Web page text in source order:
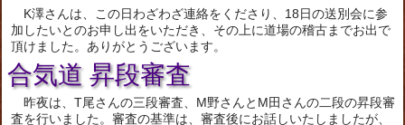
K澤さんは、この日わざわざ連絡をくださり、18日の送別会に参
加したいとのお申し出をいただき、その上に道場の稽古までお出で
頂けました。ありがとうございます。
合気道 昇段審査
昨夜は、T尾さんの三段審査、M野さんとM田さんの二段の昇段審
査を行いました。審査の基準は、審査後にお話しいたしましたが、